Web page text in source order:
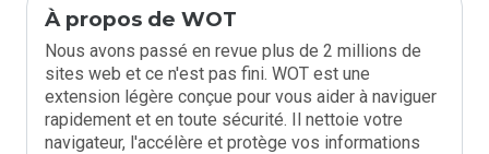
À propos de WOT
Nous avons passé en revue plus de 2 millions de
sites web et ce n'est pas fini. WOT est une
extension légère conçue pour vous aider à naviguer
rapidement et en toute sécurité. Il nettoie votre
navigateur, l'accélère et protège vos informations